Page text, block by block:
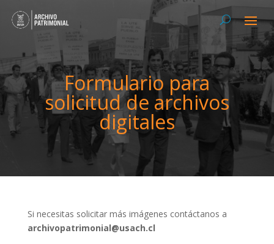
Formulario para
solicitud de archivos
digitales
Si necesitas solicitar más imágenes contáctanos a
archivopatrimonial@usach.cl